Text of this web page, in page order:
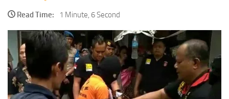
Read Time: 1 Minute, 6 Second